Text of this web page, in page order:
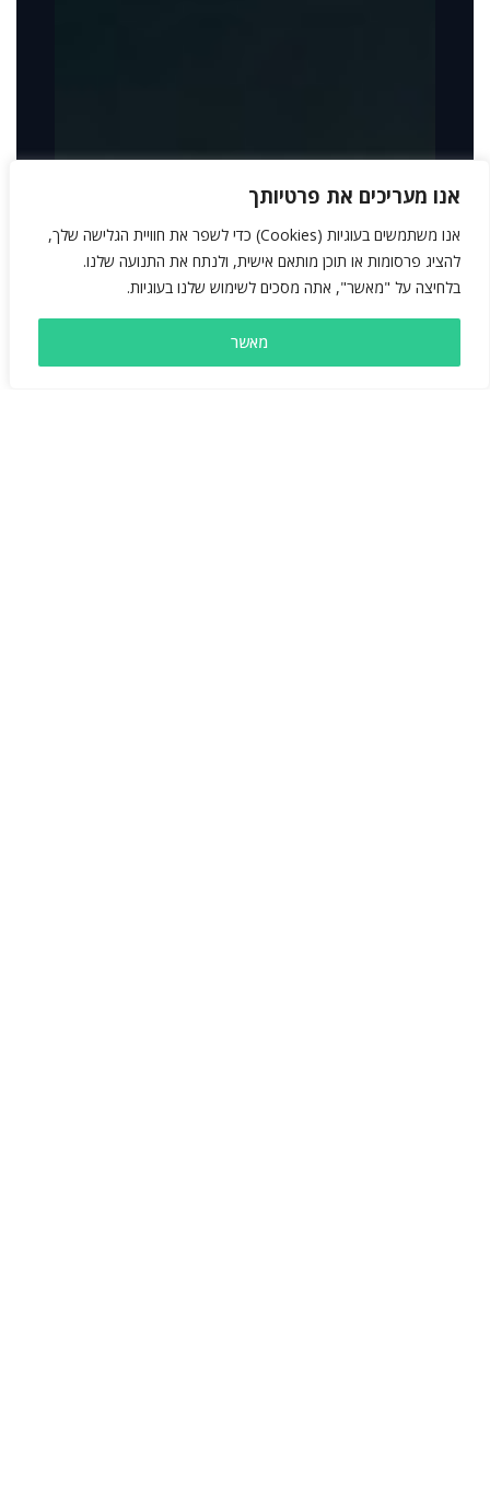
אנו מעריכים את פרטיותך
אנו משתמשים בעוגיות (Cookies) כדי לשפר את חוויית הגלישה שלך,
להציג פרסומות או תוכן מותאם אישית, ולנתח את התנועה שלנו.
בלחיצה על "מאשר", אתה מסכים לשימוש שלנו בעוגיות.
מאשר